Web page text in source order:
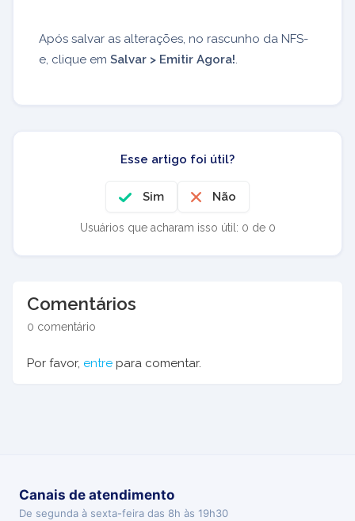
Após salvar as alterações, no rascunho da NFS-
e, clique em Salvar > Emitir Agora!
Esse artigo foi útil?
Sim Não
Usuários que acharam isso útil: 0 de 0
Comentários
0 comentário
Por favor, entre para comentar.
Canais de atendimento
De segunda à sexta-feira das 8h às 19h30